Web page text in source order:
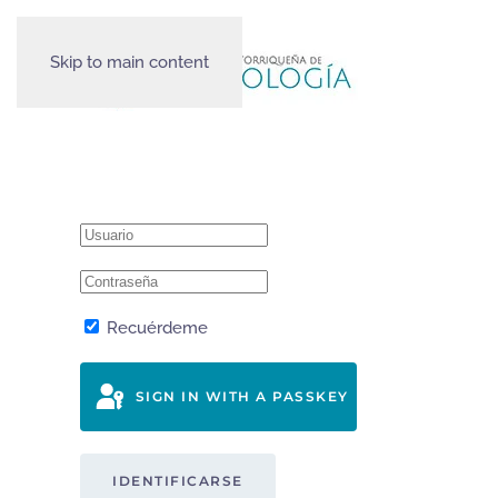
Skip to main content
Recuérdeme
SIGN IN WITH A PASSKEY
IDENTIFICARSE